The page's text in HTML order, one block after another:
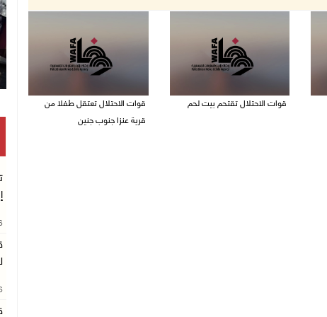
قوات الاحتلال تقتحم بيت لحم
قوات الاحتلال تعتقل طفلا من
قرية عنزا جنوب جنين